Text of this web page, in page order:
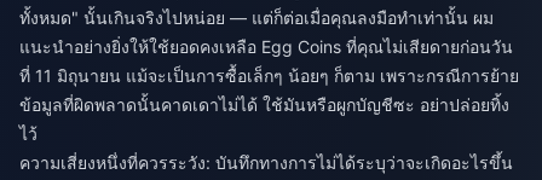
ทั้งหมด" นั้นเกินจริงไปหน่อย — แต่ก็ต่อเมื่อคุณลงมือทำเท่านั้น ผม
แนะนำอย่างยิ่งให้ใช้ยอดคงเหลือ Egg Coins ที่คุณไม่เสียดายก่อนวัน
ที่ 11 มิถุนายน แม้จะเป็นการซื้อเล็กๆ น้อยๆ ก็ตาม เพราะกรณีการย้าย
ข้อมูลที่ผิดพลาดนั้นคาดเดาไม่ได้ ใช้มันหรือผูกบัญชีซะ อย่าปล่อยทิ้ง
ไว้
ความเสี่ยงหนึ่งที่ควรระวัง: บันทึกทางการไม่ได้ระบุว่าจะเกิดอะไรขึ้น